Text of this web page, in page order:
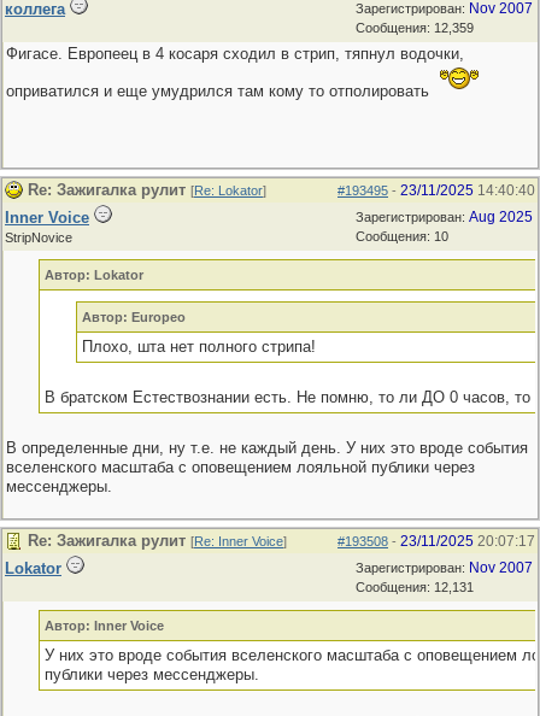
Зарегистрирован: Nov 2007
Сообщения: 12,359
коллега
Фигасе. Европеец в 4 косаря сходил в стрип, тяпнул водочки,
оприватился и еще умудрился там кому то отполировать
#193495 - 23/11/2025 14:40:40
Re: Зажигалка рулит [Re: Lokator]
Зарегистрирован: Aug 2025
Сообщения: 10
Inner Voice
StripNovice
Автор: Lokator
Автор: Europeo
Плохо, шта нет полного стрипа!
В братском Естествознании есть. Не помню, то ли ДО 0 часов, то
В определенные дни, ну т.е. не каждый день. У них это вроде события
вселенского масштаба с оповещением лояльной публики через
мессенджеры.
#193508 - 23/11/2025 20:07:17
Re: Зажигалка рулит [Re: Inner Voice]
Зарегистрирован: Nov 2007
Сообщения: 12,131
Lokator
Автор: Inner Voice
У них это вроде события вселенского масштаба с оповещением
публики через мессенджеры.